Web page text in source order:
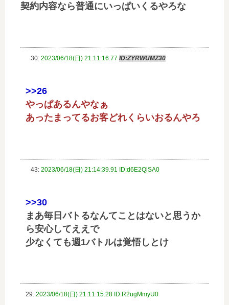
契約内容なら普通にいっぱいくるやろな
30: 2023/06/18(日) 21:11:16.77 ID:ZYRWUMZ30
>>26
やっぱあるんやなぁ
あったまってるお客どれくらいおるんやろ
43: 2023/06/18(日) 21:14:39.91 ID:d6E2QlSA0
>>30
まあ毎日バトるなんてことはないと思うか
ら安心してええで
少なくても週1バトルは覚悟しとけ
29: 2023/06/18(日) 21:11:15.28 ID:R2ugMmyU0